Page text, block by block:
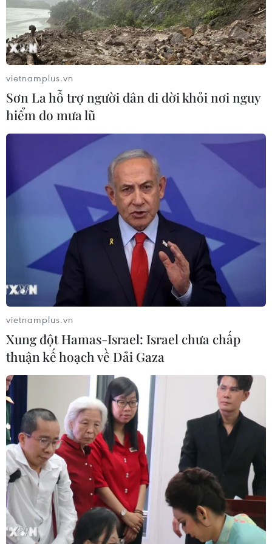
TIN CÙNG CHUYÊN MỤC
Khẩn trường khám nghiệm
hiện trường, điều tra nguyên nhân
vụ cháy chợ Biên Hòa
06/08/2026 04:37
Nâng cao hiệu quả đấu tranh phòng,
chống tội phạm và vi phạm pháp luật
06/08/2026 04:13
vietnamplus.vn
Sơn La hỗ trợ người dân di dời khỏi nơi nguy
hiểm do mưa lũ
vietnamplus.vn
Xung đột Hamas-Israel: Israel chưa chấp
thuận kế hoạch về Dải Gaza